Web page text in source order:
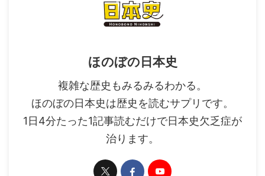
ほのぼの日本史
複雑な歴史もみるみるわかる。
ほのぼの日本史は歴史を読むサプリです。
1日4分たった1記事読むだけで日本史欠乏症が
治ります。